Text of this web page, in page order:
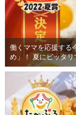
働くママを応援する
め」！ 夏にピッタ